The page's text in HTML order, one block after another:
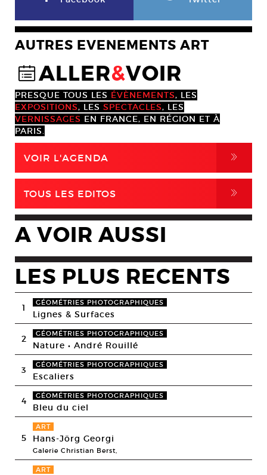
AUTRES EVENEMENTS ART
@ALLER&VOIR
PRESQUE TOUS LES ÉVÈNEMENTS, LES
EXPOSITIONS, LES SPECTACLES, LES
VERNISSAGES EN FRANCE, EN RÉGION ET À
PARIS.
VOIR L'AGENDA ,
TOUS LES EDITOS ,
A VOIR AUSSI
LES PLUS RECENTS
1 GÉOMÉTRIES PHOTOGRAPHIQUES
Lignes & Surfaces
2 GÉOMÉTRIES PHOTOGRAPHIQUES
Nature • André Rouillé
3 GÉOMÉTRIES PHOTOGRAPHIQUES
Escaliers
4 GÉOMÉTRIES PHOTOGRAPHIQUES
Bleu du ciel
5
ART
Hans-Jörg Georgi
Galerie Christian Berst,
ART